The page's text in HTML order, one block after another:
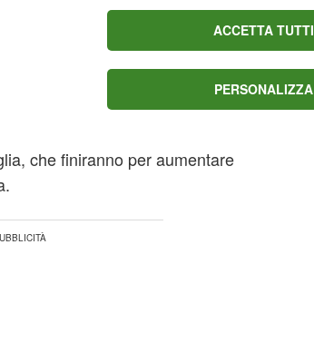
sarà pronta a mettere piede a
quest’ultima dovrà stare
per non aver ancora fatto
donna che l’ha messa al
che finiranno per aumentare
ACCETTA TUTTI
PERSONALIZZA